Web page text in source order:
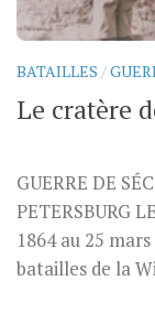
BATAILLES /
Le cratère
GUERRE DE
PETERSBURG
1864 au 25
batailles de la